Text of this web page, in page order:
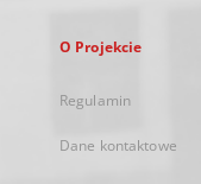
O Projekcie
Regulamin
Dane kontaktowe